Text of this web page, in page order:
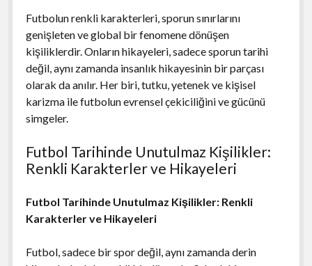
Futbolun renkli karakterleri, sporun sınırlarını
genişleten ve global bir fenomene dönüşen
kişiliklerdir. Onların hikayeleri, sadece sporun tarihi
değil, aynı zamanda insanlık hikayesinin bir parçası
olarak da anılır. Her biri, tutku, yetenek ve kişisel
karizma ile futbolun evrensel çekiciliğini ve gücünü
simgeler.
Futbol Tarihinde Unutulmaz Kişilikler:
Renkli Karakterler ve Hikayeleri
Futbol Tarihinde Unutulmaz Kişilikler: Renkli
Karakterler ve Hikayeleri
Futbol, sadece bir spor değil, aynı zamanda derin